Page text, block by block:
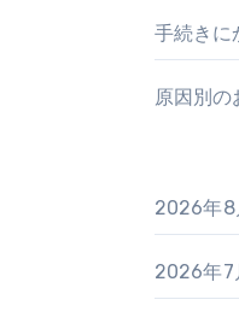
手続きに
原因別
2026年8
2026年7